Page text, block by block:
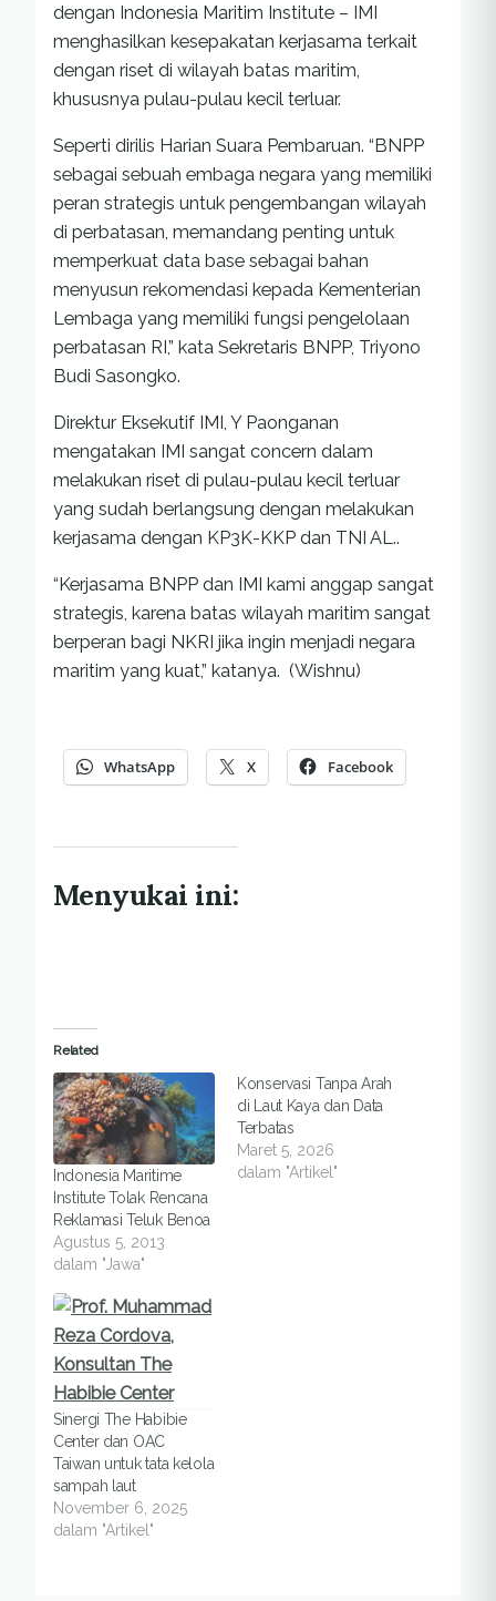
dengan Indonesia Maritim Institute – IMI
menghasilkan kesepakatan kerjasama terkait
dengan riset di wilayah batas maritim,
khususnya pulau-pulau kecil terluar.
Seperti dirilis Harian Suara Pembaruan. “BNPP
sebagai sebuah embaga negara yang memiliki
peran strategis untuk pengembangan wilayah
di perbatasan, memandang penting untuk
memperkuat data base sebagai bahan
menyusun rekomendasi kepada Kementerian
Lembaga yang memiliki fungsi pengelolaan
perbatasan RI,” kata Sekretaris BNPP, Triyono
Budi Sasongko.
Direktur Eksekutif IMI, Y Paonganan
mengatakan IMI sangat concern dalam
melakukan riset di pulau-pulau kecil terluar
yang sudah berlangsung dengan melakukan
kerjasama dengan KP3K-KKP dan TNI AL..
“Kerjasama BNPP dan IMI kami anggap sangat
strategis, karena batas wilayah maritim sangat
berperan bagi NKRI jika ingin menjadi negara
maritim yang kuat,” katanya. (Wishnu)
WhatsApp X Facebook
Menyukai ini:
Related
Indonesia Maritime
Institute Tolak Rencana
Reklamasi Teluk Benoa
Agustus 5, 2013
dalam "Jawa"
Konservasi Tanpa Arah
di Laut Kaya dan Data
Terbatas
Maret 5, 2026
dalam "Artikel"
Sinergi The Habibie
Center dan OAC
Taiwan untuk tata kelola
sampah laut
November 6, 2025
dalam "Artikel"